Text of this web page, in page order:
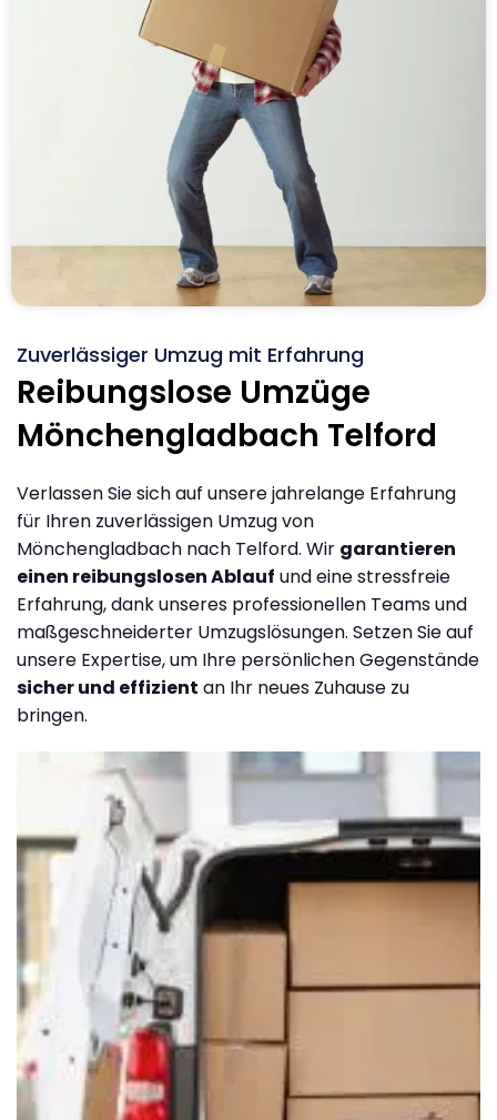
Zuverlässiger Umzug mit Erfahrung
Reibungslose Umzüge
Mönchengladbach Telford
Verlassen Sie sich auf unsere jahrelange Erfahrung
für Ihren zuverlässigen Umzug von
Mönchengladbach nach Telford. Wir garantieren
einen reibungslosen Ablauf und eine stressfreie
Erfahrung, dank unseres professionellen Teams und
maßgeschneiderter Umzugslösungen. Setzen Sie auf
unsere Expertise, um Ihre persönlichen Gegenstände
sicher und effizient an Ihr neues Zuhause zu
bringen.